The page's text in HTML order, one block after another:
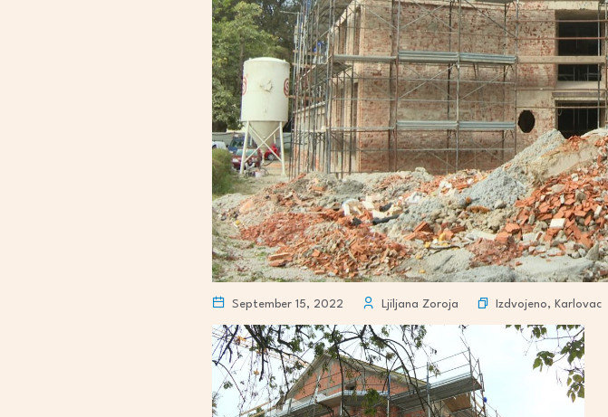
September 15, 2022 Ljiljana Zoroja Izdvojeno, Karlovac